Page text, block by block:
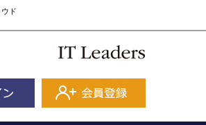
ド